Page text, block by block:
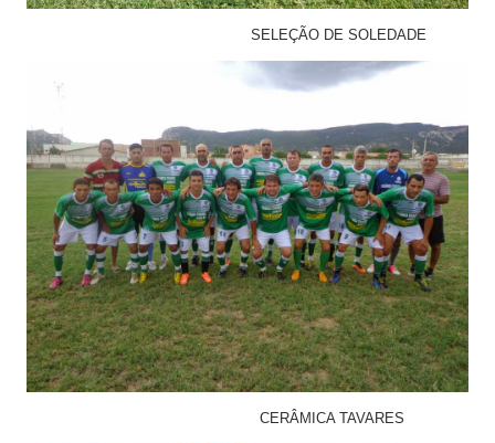
SELEÇÃO DE SOLEDADE
CERÂMICA TAVARES